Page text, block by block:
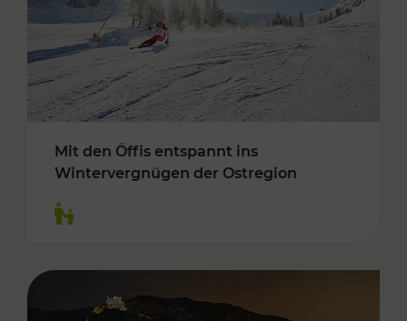
Mit den Öffis entspannt ins
Wintervergnügen der Ostregion